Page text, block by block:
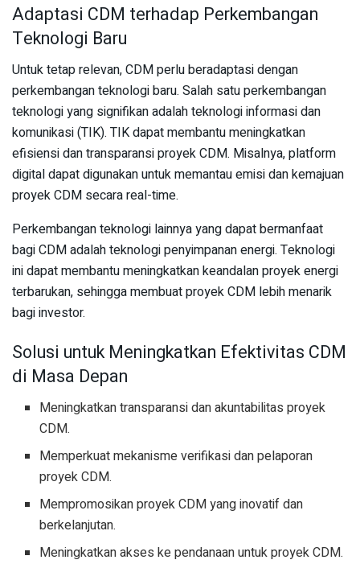
Adaptasi CDM terhadap Perkembangan
Teknologi Baru
Untuk tetap relevan, CDM perlu beradaptasi dengan
perkembangan teknologi baru. Salah satu perkembangan
teknologi yang signifikan adalah teknologi informasi dan
komunikasi (TIK). TIK dapat membantu meningkatkan
efisiensi dan transparansi proyek CDM. Misalnya, platform
digital dapat digunakan untuk memantau emisi dan kemajuan
proyek CDM secara real-time.
Perkembangan teknologi lainnya yang dapat bermanfaat
bagi CDM adalah teknologi penyimpanan energi. Teknologi
ini dapat membantu meningkatkan keandalan proyek energi
terbarukan, sehingga membuat proyek CDM lebih menarik
bagi investor.
Solusi untuk Meningkatkan Efektivitas CDM
di Masa Depan
Meningkatkan transparansi dan akuntabilitas proyek
CDM.
Memperkuat mekanisme verifikasi dan pelaporan
proyek CDM.
Mempromosikan proyek CDM yang inovatif dan
berkelanjutan.
Meningkatkan akses ke pendanaan untuk proyek CDM.